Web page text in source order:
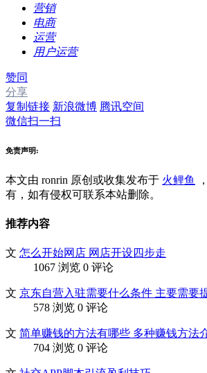
营销
电商
运营
用户运营
赞同
分享
复制链接 新浪微博 腾讯空间
微信扫一扫
免责声明:
本文由 ronrin 原创或收集发布于 火鲤鱼
有，如有侵权可联系本站删除。
推荐内容
文 怎么开始网店 网店开设四步走
1067 浏览 0 评论
文 京东自营入驻需要什么条件 主要需要
578 浏览 0 评论
文 简单赚钱的方法有哪些 多种赚钱方法
704 浏览 0 评论